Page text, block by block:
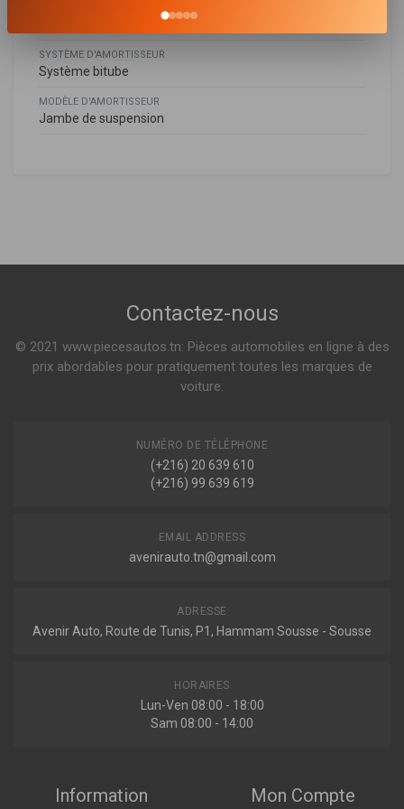
SYSTÈME D'AMORTISSEUR
Système bitube
MODÈLE D'AMORTISSEUR
Jambe de suspension
Voir plus
Contactez-nous
© 2021 www.piecesautos.tn: Pièces automobiles en ligne à des
prix abordables pour pratiquement toutes les marques de
voiture.
NUMÉRO DE TÉLÉPHONE
(+216) 20 639 610
(+216) 99 639 619
EMAIL ADDRESS
avenirauto.tn@gmail.com
ADRESSE
Avenir Auto, Route de Tunis, P1, Hammam Sousse - Sousse
HORAIRES
Lun-Ven 08:00 - 18:00
Sam 08:00 - 14:00
Information Mon Compte